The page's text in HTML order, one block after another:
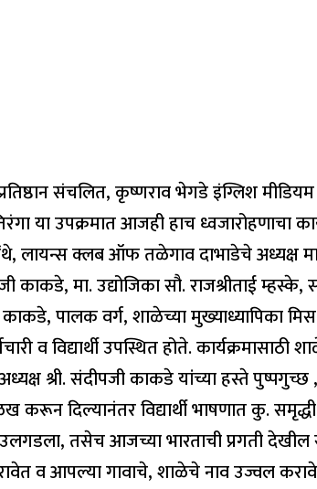
संचलित, कृष्णराव भेगडे इंग्लिश
या उपक्रमात आजही हाच ध्वजारोहणाचा
लायन्स क्लब ऑफ तळेगाव दाभाडेचे अध्यक्ष
काकडे, मा. उद्योजिका सौ. राजश्रीताई
पालक वर्ग, शाळेच्या मुख्याध्यापिका मिस
व विद्यार्थी उपस्थित होते.
श्री. संदीपजी काकडे यांच्या हस्ते
दिल्यानंतर विद्यार्थी भाषणात कु.
तसेच आजच्या भारताची प्रगती देखील
करावेत व आपल्या गावाचे, शाळेचे नाव उज्वल